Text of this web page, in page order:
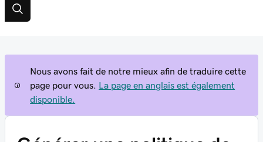
Nous avons fait de notre mieux afin de traduire cette
page pour vous.
La page en anglais est également
disponible.